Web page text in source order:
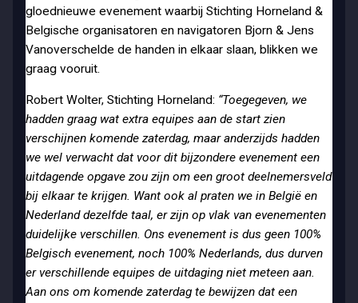
gloednieuwe evenement waarbij Stichting Horneland &
Belgische organisatoren en navigatoren Bjorn & Jens
Vanoverschelde de handen in elkaar slaan, blikken we
graag vooruit.
Robert Wolter, Stichting Horneland: “Toegegeven, we
hadden graag wat extra equipes aan de start zien
verschijnen komende zaterdag, maar anderzijds hadden
we wel verwacht dat voor dit bijzondere evenement een
uitdagende opgave zou zijn om een groot deelnemersveld
bij elkaar te krijgen. Want ook al praten we in België en
Nederland dezelfde taal, er zijn op vlak van evenementen
duidelijke verschillen. Ons evenement is dus geen 100%
Belgisch evenement, noch 100% Nederlands, dus durven
er verschillende equipes de uitdaging niet meteen aan.
Aan ons om komende zaterdag te bewijzen dat een